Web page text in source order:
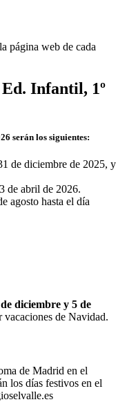
página web de cada
Infantil, 1º
serán los siguientes:
de diciembre de 2025, y
de abril de 2026.
agosto hasta el día
diciembre y 5 de
vacaciones de Navidad.
de Madrid en el
los días festivos en el